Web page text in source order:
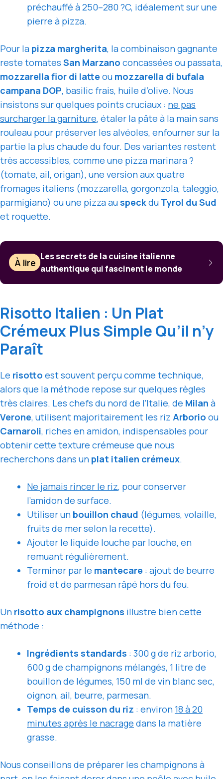
préchauffé à 250–280 ?C, idéalement sur une
pierre à pizza.
Pour la pizza margherita, la combinaison gagnante
reste tomates San Marzano concassées ou passata,
mozzarella fior di latte ou mozzarella di bufala
campana DOP, basilic frais, huile d’olive. Nous
insistons sur quelques points cruciaux : ne pas
surcharger la garniture, étaler la pâte à la main sans
rouleau pour préserver les alvéoles, enfourner sur la
partie la plus chaude du four. Des variantes restent
très accessibles, comme une pizza marinara ?
(tomate, ail, origan), une version aux quatre
fromages italiens (mozzarella, gorgonzola, taleggio,
parmigiano) ou une pizza au speckdu Tyrol du Sud
et roquette.
À lire
Les secrets de la cuisine italienne
authentique qui fascinent le monde
Risotto Italien : Un Plat
Crémeux Plus Simple Qu’il n’y
Paraît
Le risotto est souvent perçu comme technique,
alors que la méthode repose sur quelques règles
très claires. Les chefs du nord de l’Italie, de Milan à
Verone, utilisent majoritairement les riz Arborio ou
Carnaroli, riches en amidon, indispensables pour
obtenir cette texture crémeuse que nous
recherchons dans un plat italien crémeux.
Ne jamais rincer le riz, pour conserver
l’amidon de surface.
Utiliser un bouillon chaud (légumes, volaille,
fruits de mer selon la recette).
Ajouter le liquide louche par louche, en
remuant régulièrement.
Terminer par le mantecare : ajout de beurre
froid et de parmesan râpé hors du feu.
Un risotto aux champignons illustre bien cette
méthode :
Ingrédients standards : 300 g de riz arborio,
600 g de champignons mélangés, 1 litre de
bouillon de légumes, 150 ml de vin blanc sec,
oignon, ail, beurre, parmesan.
Temps de cuisson du riz : environ 18 à 20
minutes après le nacrage dans la matière
grasse.
Nous conseillons de préparer les champignons à